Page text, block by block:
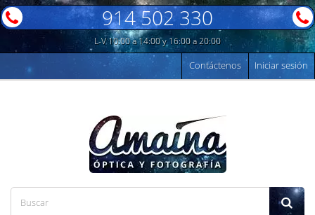
914 502 330
L-V 10:00 a 14:00 y 16:00 a 20:00
Iniciar sesión
Contáctenos